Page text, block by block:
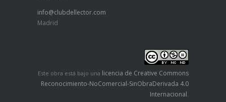
info@clubdellector.com
Madrid
Este obra está bajo una licencia de Creative Commons
Reconocimiento-NoComercial-SinObraDerivada 4.0
Internacional